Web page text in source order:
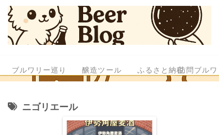
ブルワリー巡り 醸造ツール ふるさと納税訪問ブル
ニゴリエール